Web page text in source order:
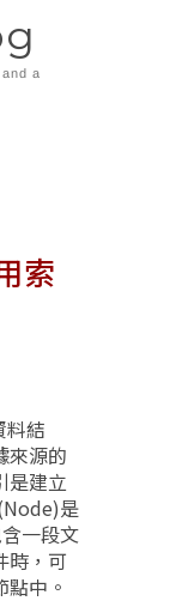
a
索
料結
來源的
是建立
是
一段文
時，可
中。